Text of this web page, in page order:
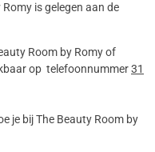
is gelegen aan de
Room by Romy of
op telefoonnummer31
je bij The Beauty Room by